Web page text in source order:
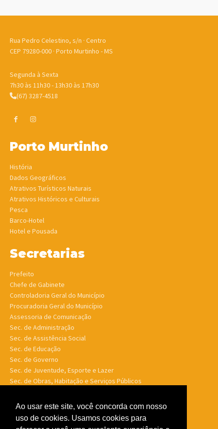
Rua Pedro Celestino, s/n · Centro
CEP 79280-000 · Porto Murtinho - MS
Segunda à Sexta
7h30 às 11h30 - 13h30 às 17h30
(67) 3287-4518
Porto Murtinho
História
Dados Geográficos
Atrativos Turísticos Naturais
Atrativos Históricos e Culturais
Pesca
Barco-Hotel
Hotel e Pousada
Secretarias
Prefeito
Chefe de Gabinete
Controladoria Geral do Município
Procuradoria Geral do Município
Assessoria de Comunicação
Sec. de Administração
Sec. de Assistência Social
Sec. de Educação
Sec. de Governo
Sec. de Juventude, Esporte e Lazer
Sec. de Obras, Habitação e Serviços Públicos
Sec. de Saúde
Sec. de Turismo
Sec. de Meio Ambiente, Desenv. Agrário, Aquicultura e Pesca
Ao usar este site, você concorda com nosso
uso de cookies. Usamos cookies para